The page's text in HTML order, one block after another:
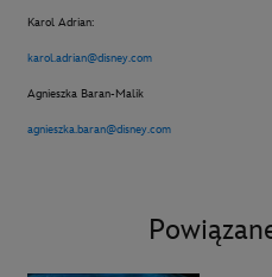
Karol Adrian:
karol.adrian@disney.com
Agnieszka Baran-Malik
agnieszka.baran@disney.com